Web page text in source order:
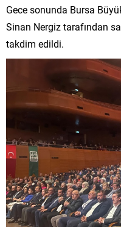
Gece sonunda Bursa
Sinan Nergiz tarafından
takdim edildi.